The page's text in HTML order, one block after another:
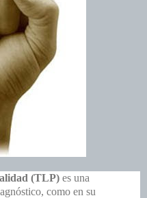
(TLP) es una
como en su